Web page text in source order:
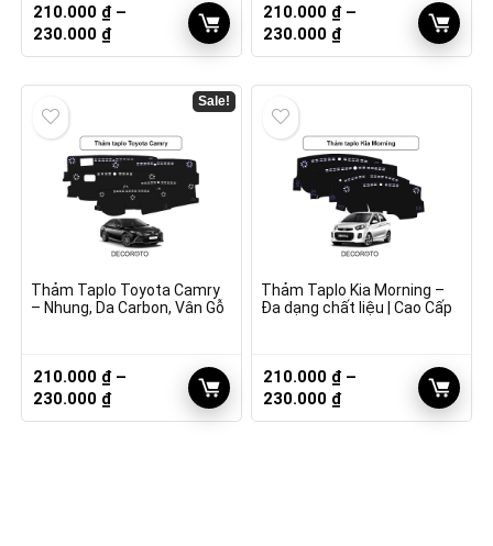
210.000 ₫ –
230.000 ₫Khoảng
giá:
230.000 ₫
210.000 ₫ –
230.000 ₫Khoảng
giá:
230.000 ₫
Sale!
Thảm Taplo Toyota Camry
– Nhung, Da Carbon, Vân Gỗ
210.000 ₫ –
230.000 ₫Khoảng
giá:
Thảm Taplo Kia Morning –
Đa dạng chất liệu | Cao Cấp
210.000 ₫ –
230.000 ₫Khoảng
giá: